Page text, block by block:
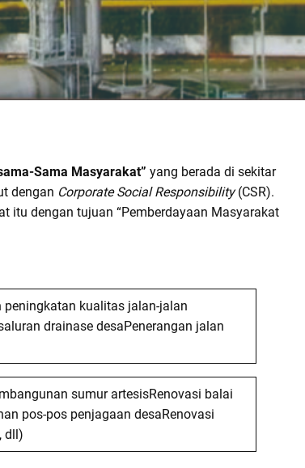
Sama Masyarakat” yang berada di sekitar
dengan Corporate Social Responsibility(CSR).
itu dengan tujuan “Pemberdayaan Masyarakat
peningkatan kualitas jalan-jalan
drainase desaPenerangan jalan
sumur artesisRenovasi balai
pos-pos penjagaan desaRenovasi
dll)